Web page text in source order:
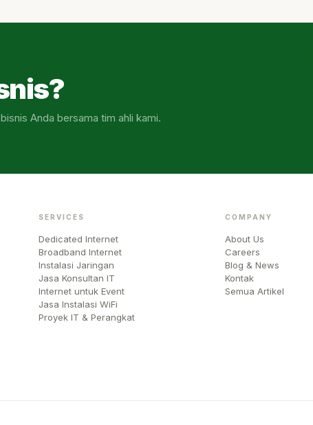
Anda bersama tim ahli kami.
SERVICES
Dedicated Internet
Broadband Internet
Instalasi Jaringan
Jasa Konsultan IT
Internet untuk Event
Jasa Instalasi WiFi
Proyek IT & Perangkat
COMPANY
About Us
Careers
Blog & News
Kontak
Semua Artikel